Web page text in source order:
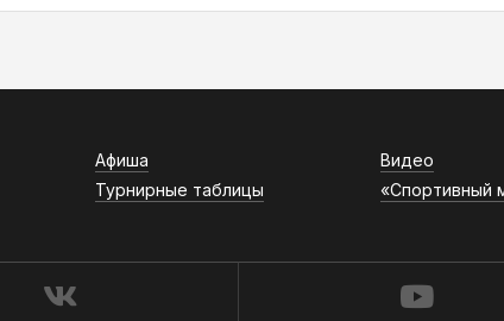
Афиша Видео
Турнирные таблицы «Спортивный